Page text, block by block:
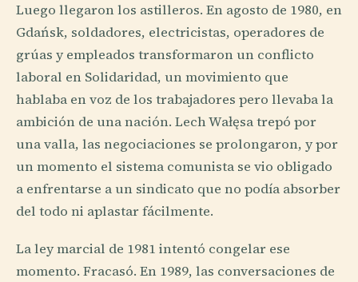
Luego llegaron los astilleros. En agosto de 1980, en
Gdańsk, soldadores, electricistas, operadores de
grúas y empleados transformaron un conflicto
laboral en Solidaridad, un movimiento que
hablaba en voz de los trabajadores pero llevaba la
ambición de una nación. Lech Wałęsa trepó por
una valla, las negociaciones se prolongaron, y por
un momento el sistema comunista se vio obligado
a enfrentarse a un sindicato que no podía absorber
del todo ni aplastar fácilmente.
La ley marcial de 1981 intentó congelar ese
momento. Fracasó. En 1989, las conversaciones de